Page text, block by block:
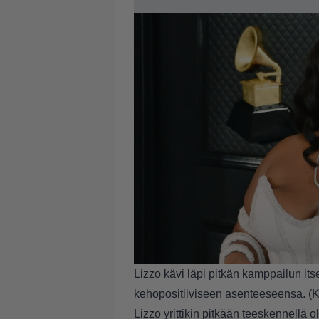
Lizzo kävi läpi pitkän kamppailun
kehopositiiviseen asenteeseensa.
Lizzo yrittikin pitkään teeskennellä